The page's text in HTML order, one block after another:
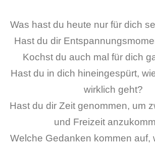
Was hast du heute nur für dich
Hast du dir
Kochst du auch mal für dich
Hast du in dich hineingespürt,
wirklich geht?
Hast du dir Zeit genommen, um
und Freizeit
Welche Gedanken kommen auf,